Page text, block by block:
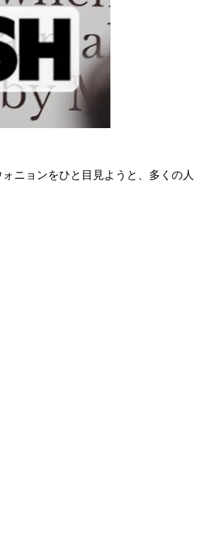
ニョンをひと目見ようと、多くの人